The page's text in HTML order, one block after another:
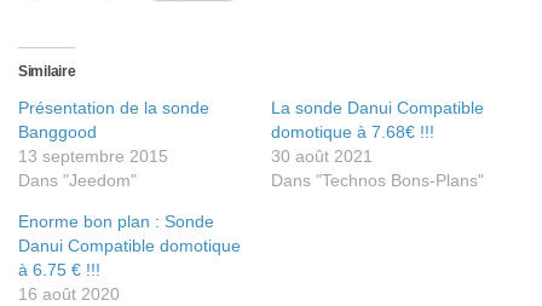
Similaire
Présentation de la sonde
Banggood
13 septembre 2015
Dans "Jeedom"
La sonde Danui Compatible
domotique à 7.68€ !!!
30 août 2021
Dans "Technos Bons-Plans"
Enorme bon plan : Sonde
Danui Compatible domotique
à 6.75 € !!!
16 août 2020